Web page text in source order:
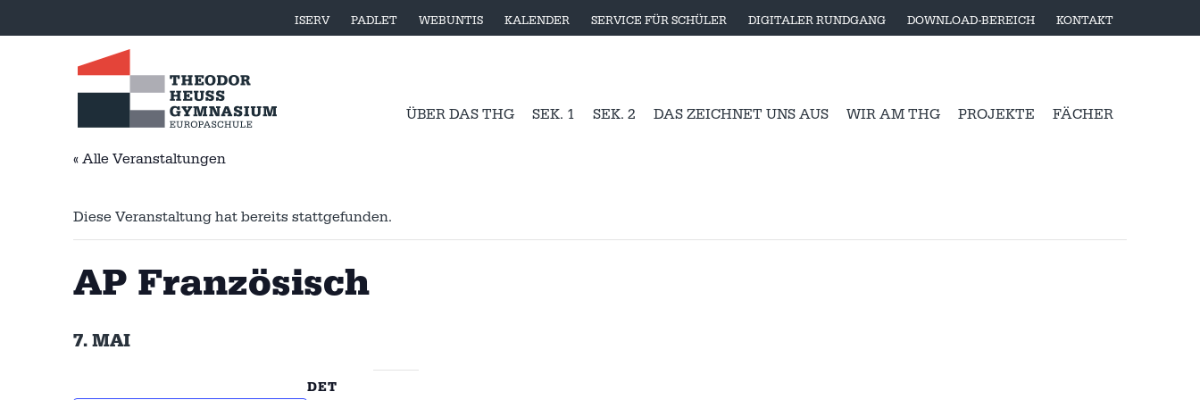
ISERV PADLET WEBUNTIS KALENDER SERVICE FÜR SCHÜLER DIGITALER RUNDGANG DOWNLOAD-BEREICH KONTAKT
ÜBER DAS THG SEK. 1 SEK. 2 DAS ZEICHNET UNS AUS WIR AM THG PROJEKTE FÄCHER
« Alle Veranstaltungen
Diese Veranstaltung hat bereits stattgefunden.
AP Französisch
7. MAI
DET